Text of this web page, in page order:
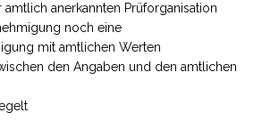
anerkannten Prüforganisation
noch eine
mit amtlichen Werten
den Angaben und den amtlichen